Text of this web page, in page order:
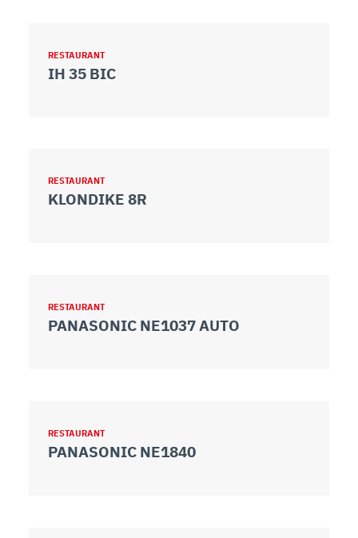
RESTAURANT
IH 35 BIC
RESTAURANT
KLONDIKE 8R
RESTAURANT
PANASONIC NE1037 AUTO
RESTAURANT
PANASONIC NE1840